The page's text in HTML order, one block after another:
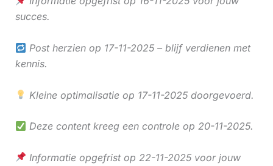
succes.
Post herzien op 17-11-2025 – blijf verdienen met
kennis.
Kleine optimalisatie op 17-11-2025 doorgevoerd.
Deze content kreeg een controle op 20-11-2025.
Informatie opgefrist op 22-11-2025 voor jouw